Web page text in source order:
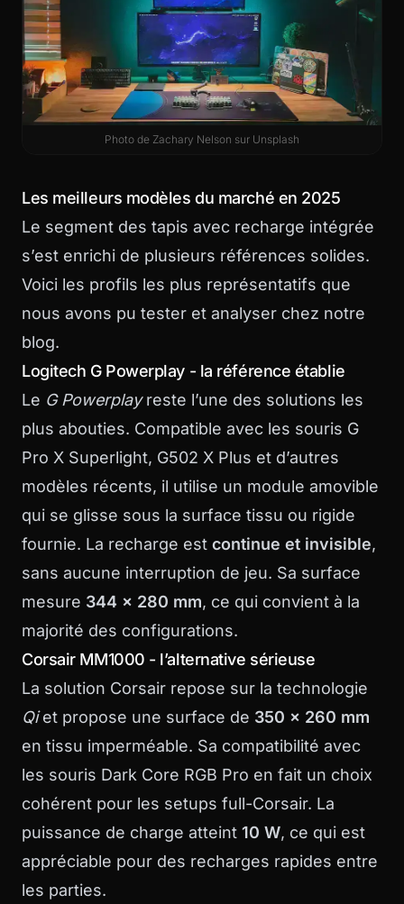
Photo de Zachary Nelson sur Unsplash
Les meilleurs modèles du marché en 2025
Le segment des tapis avec recharge intégrée
s’est enrichi de plusieurs références solides.
Voici les profils les plus représentatifs que
nous avons pu tester et analyser chez notre
blog.
Logitech G Powerplay - la référence établie
Le G Powerplayreste l’une des solutions les
plus abouties. Compatible avec les souris G
Pro X Superlight, G502 X Plus et d’autres
modèles récents, il utilise un module amovible
qui se glisse sous la surface tissu ou rigide
fournie. La recharge est continue et invisible,
sans aucune interruption de jeu. Sa surface
mesure 344 x 280 mm, ce qui convient à la
majorité des configurations.
Corsair MM1000 - l’alternative sérieuse
La solution Corsair repose sur la technologie
Qiet propose une surface de 350 x 260 mm
en tissu imperméable. Sa compatibilité avec
les souris Dark Core RGB Pro en fait un choix
cohérent pour les setups full-Corsair. La
puissance de charge atteint 10 W, ce qui est
appréciable pour des recharges rapides entre
les parties.